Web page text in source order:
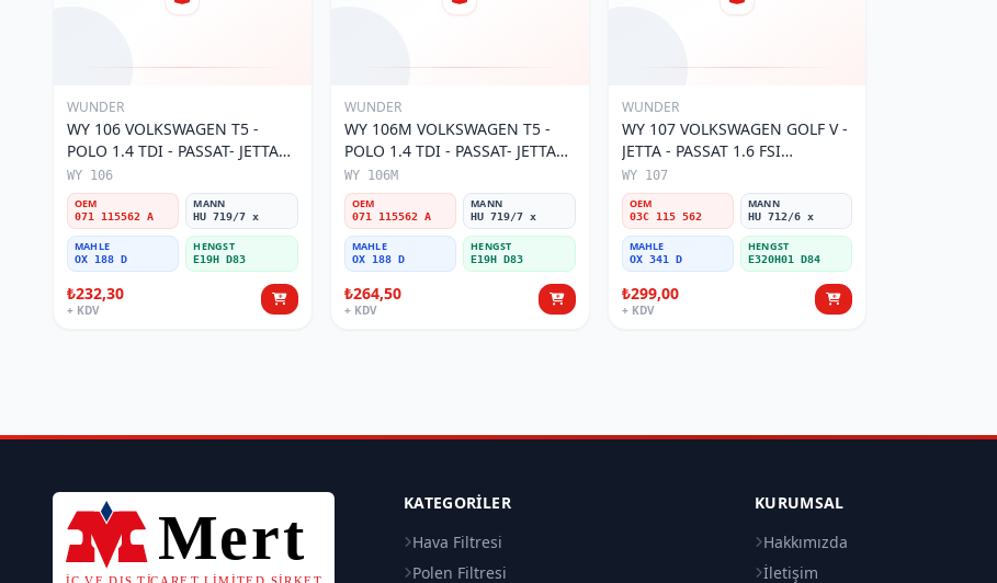
WUNDER
WY 106 VOLKSWAGEN T5 -
POLO 1.4 TDI - PASSAT- JETTA
03-11 071 115562 A Yağ Filtresi
WY 106
OEM
071 115562 A
MANN
HU 719/7 x
MAHLE
OX 188 D
HENGST
E19H D83
₺232,30
+ KDV
WUNDER
WY 106M VOLKSWAGEN T5 -
POLO 1.4 TDI - PASSAT- JETTA
071 115562 A Yağ Filtresi
WY 106M
OEM
071 115562 A
MANN
HU 719/7 x
MAHLE
OX 188 D
HENGST
E19H D83
₺264,50
+ KDV
WUNDER
WY 107 VOLKSWAGEN GOLF V -
JETTA - PASSAT 1.6 FSI
BENZİNLİ 03C 115 562 Yağ
Filtresi
WY 107
OEM
03C 115 562
MANN
HU 712/6 x
MAHLE
OX 341 D
HENGST
E320H01 D84
₺299,00
+ KDV
KATEGORILER
Hava Filtresi
Polen Filtresi
KURUMSAL
Hakkımızda
İletişim